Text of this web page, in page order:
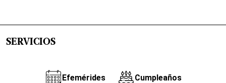
SERVICIOS
Efemérides Cumpleaños